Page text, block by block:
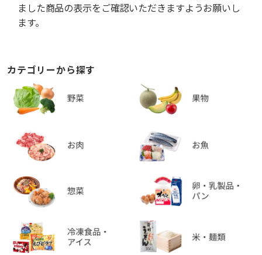
ました商品の表示をご確認いただきますようお願いし
ます。
カテゴリーから探す